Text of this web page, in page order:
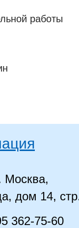
работы
Москва,
дом 14,
362-75-60